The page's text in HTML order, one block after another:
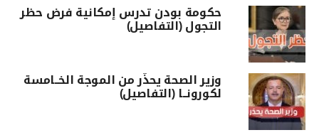
حكومة بودن تدرس إمكانية فرض حظر
التجول (التفاصيل)
وزير الصحة يحذّر من الموجة الخــامسة
لكورونــا (التفاصيل)